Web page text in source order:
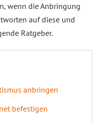
wenn die Anbringung
auf diese und
Ratgeber.
anbringen
befestigen